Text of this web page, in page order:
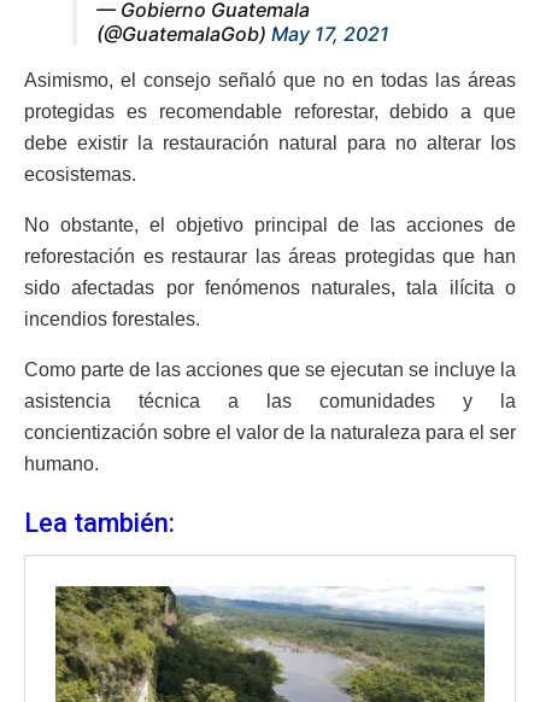
— Gobierno Guatemala
(@GuatemalaGob) May 17, 2021
Asimismo, el consejo señaló que no en todas las áreas
protegidas es recomendable reforestar, debido a que
debe existir la restauración natural para no alterar los
ecosistemas.
No obstante, el objetivo principal de las acciones de
reforestación es restaurar las áreas protegidas que han
sido afectadas por fenómenos naturales, tala ilícita o
incendios forestales.
Como parte de las acciones que se ejecutan se incluye la
asistencia técnica a las comunidades y la
concientización sobre el valor de la naturaleza para el ser
humano.
Lea también: